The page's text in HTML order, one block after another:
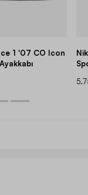
1 '07 CO Icon